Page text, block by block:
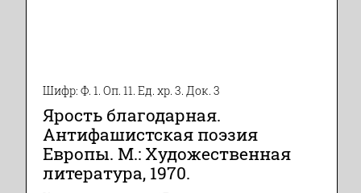
Шифр: Ф. 1. Оп. 11. Ед. хр. 3. Док. 3
Ярость благодарная.
Антифашистская поэзия
Европы. М.: Художественная
литература, 1970.